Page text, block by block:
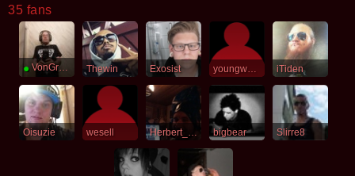
35 fans
● VonGregor Thewin Exosist youngwarrior iTiden
Oisuzie wesell Herbert_West bigbear Slirre8